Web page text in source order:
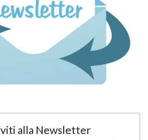
alla Newsletter